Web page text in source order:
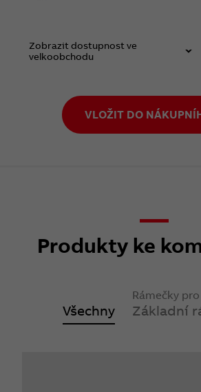
Zobrazit dostupnost ve
velkoobchodu
VLOŽIT DO
Produkty ke
Všechny
Rámečky
Základní